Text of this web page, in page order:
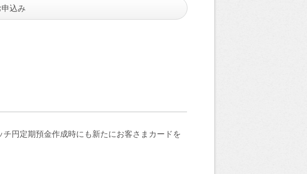
申込み
円定期預金作成時にも新たにお客さまカードを